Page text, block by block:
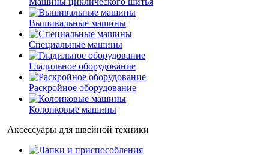
Вышивальные машины
Специальные машины
Гладильное оборудование
Раскройное оборудование
Колонковые машины
Аксессуары для швейной техники